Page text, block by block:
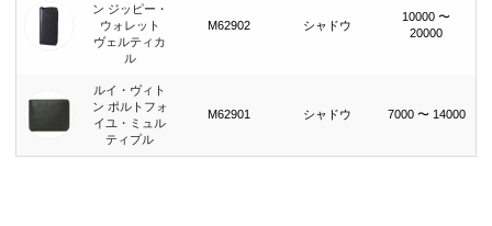
ン ジッピー・
ウォレット
ヴェルティカ
ル
M62902 シャドウ
10000 〜
20000
ルイ・ヴィト
ン ポルトフォ
イユ・ミュル
ティプル
M62901 シャドウ 7000 〜 14000